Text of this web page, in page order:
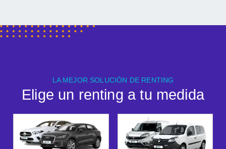
LA MEJOR SOLUCIÓN DE RENTING
Elige un renting a tu medida